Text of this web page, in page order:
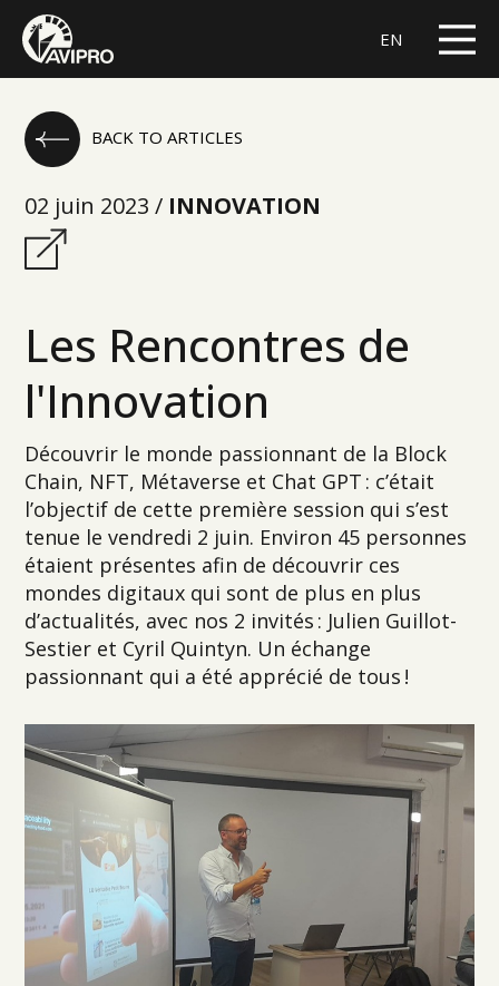
EN
02 juin 2023 / INNOVATION
BACK TO ARTICLES
Les Rencontres de
l'Innovation
Découvrir le monde passionnant de la Block
Chain, NFT, Métaverse et Chat GPT : c’était
l’objectif de cette première session qui s’est
tenue le vendredi 2 juin. Environ 45 personnes
étaient présentes afin de découvrir ces
mondes digitaux qui sont de plus en plus
d’actualités, avec nos 2 invités : Julien Guillot-
Sestier et Cyril Quintyn. Un échange
passionnant qui a été apprécié de tous !